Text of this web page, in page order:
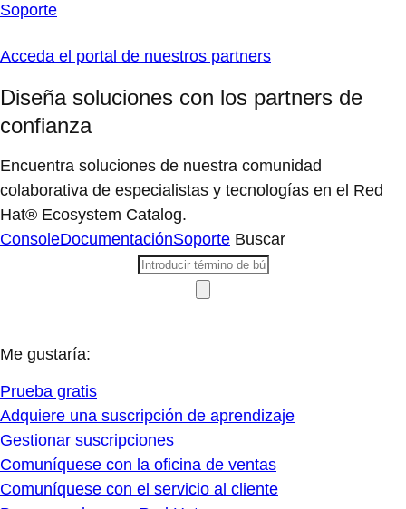
Soporte
Acceda el portal de nuestros partners
Diseña soluciones con los partners de
confianza
Encuentra soluciones de nuestra comunidad
colaborativa de especialistas y tecnologías en el Red
Hat® Ecosystem Catalog.
ConsoleDocumentaciónSoporte Buscar
Me gustaría:
Prueba gratis
Adquiere una suscripción de aprendizaje
Gestionar suscripciones
Comuníquese con la oficina de ventas
Comuníquese con el servicio al cliente